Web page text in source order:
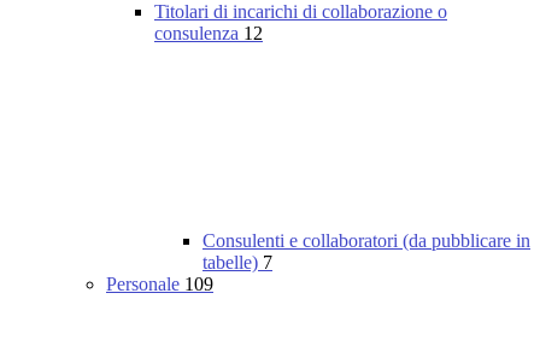
Titolari di incarichi di collaborazione o
consulenza 12
Consulenti e collaboratori (da pubblicare in
tabelle) 7
Personale 109